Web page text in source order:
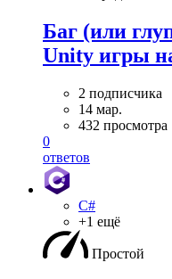
Баг (или
Unity игры
2 подписчика
14 мар.
432 просмотра
0
ответов
C#
+1 ещё
Простой